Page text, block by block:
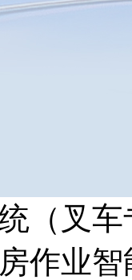
（叉车
作业